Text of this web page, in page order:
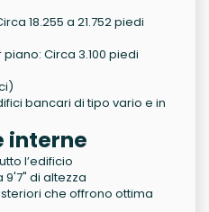
18.255 a 21.752 piedi
Circa 3.100 piedi
bancari di tipo vario e in
interne
l’edificio
di altezza
che offrono ottima